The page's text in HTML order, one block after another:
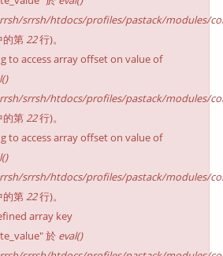
srrsh/htdocs/profiles/pastack/modules/
第 22行)。
to access array offset on value of
srrsh/htdocs/profiles/pastack/modules/
第 22行)。
to access array offset on value of
srrsh/htdocs/profiles/pastack/modules/
第 22行)。
array key
於 eval()